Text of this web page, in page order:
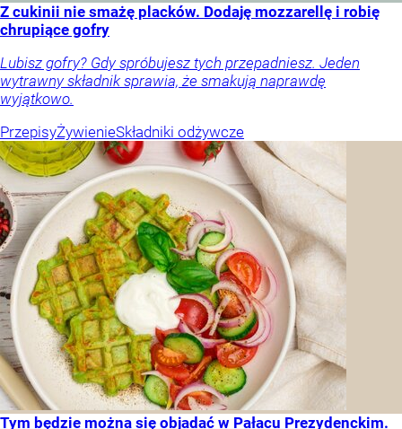
Z cukinii nie smażę placków. Dodaję mozzarellę i robię
chrupiące gofry
Lubisz gofry? Gdy spróbujesz tych przepadniesz. Jeden
wytrawny składnik sprawia, że smakują naprawdę
wyjątkowo.
PrzepisyŻywienieSkładniki odżywcze
Tym będzie można się objadać w Pałacu Prezydenckim.